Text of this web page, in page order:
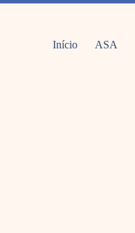
Início ASA